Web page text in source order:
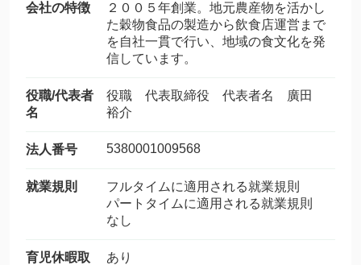
会社の特徴
２００５年創業。地元農産物を活かし
た穀物食品の製造から飲食店運営まで
を自社一貫で行い、地域の食文化を発
信しています。
役職/代表者
名
役職 代表取締役 代表者名 廣田
裕介
法人番号 5380001009568
就業規則
フルタイムに適用される就業規則
パートタイムに適用される就業規則
なし
育児休暇取
あり